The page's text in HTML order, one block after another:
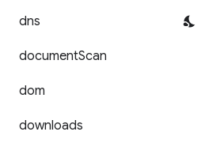
dns
documentScan
dom
downloads